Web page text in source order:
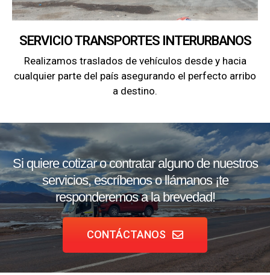
SERVICIO TRANSPORTES INTERURBANOS
Realizamos traslados de vehículos desde y hacia
cualquier parte del país asegurando el perfecto arribo
a destino.
Si quiere cotizar o contratar alguno de nuestros
servicios, escríbenos o llámanos ¡te
responderemos a la brevedad!
CONTÁCTANOS